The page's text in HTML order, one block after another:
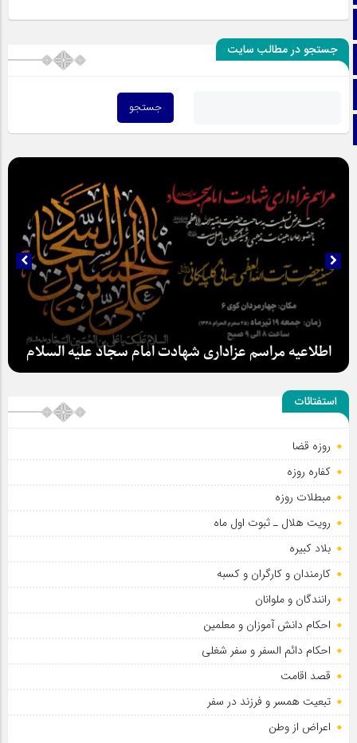
ایتا
آپارات
تلگرام
جستجو در مطالب سایت
اطلاعیه مراسم عزاداری شهادت امام سجاد علیه السلام
استفتائات
روزه قضا
کفاره روزه
مبطلات روزه
رویت هلال ـ ثبوت اول ماه
بلاد کبیره
کارمندان و کارگران و کسبه
رانندگان و ملوانان
احکام دانش آموزان و معلمین
احکام دائم السفر و سفر شغلی
قصد اقامت
تبعیت همسر و فرزند در سفر
اعراض از وطن